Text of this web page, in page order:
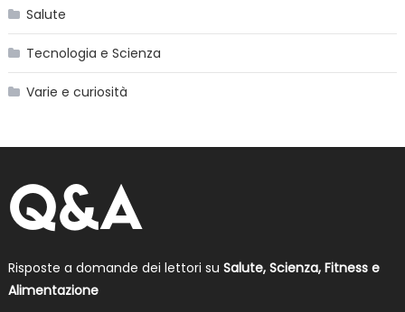
Salute
Tecnologia e Scienza
Varie e curiosità
Risposte a domande dei lettori su Salute, Scienza, Fitness e
Alimentazione